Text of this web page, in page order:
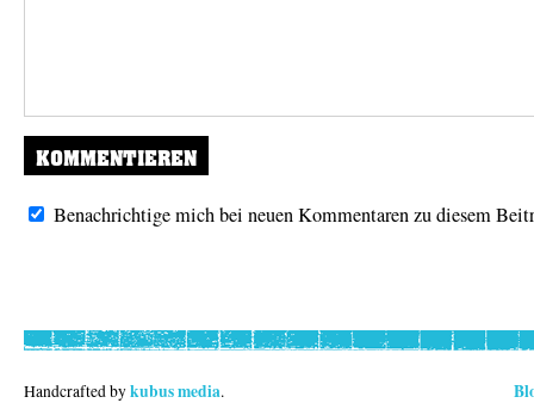
Benachrichtige mich bei neuen Kommentaren zu diesem
Handcrafted bykubus media.